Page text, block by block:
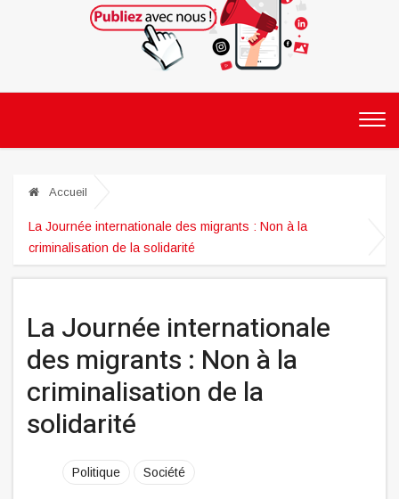
Accueil
La Journée internationale des migrants : Non à la
criminalisation de la solidarité
La Journée internationale
des migrants : Non à la
criminalisation de la
solidarité
Politique Société